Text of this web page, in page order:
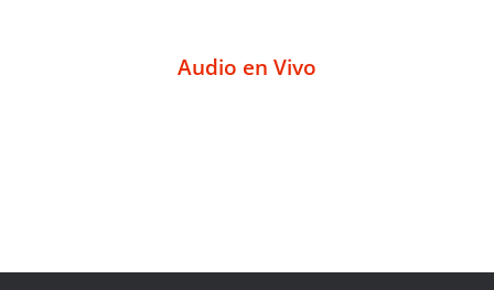
Audio en Vivo